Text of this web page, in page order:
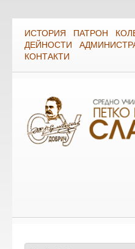
ИСТОРИЯ ПАТРОН
ДЕЙНОСТИ
КОНТАКТИ